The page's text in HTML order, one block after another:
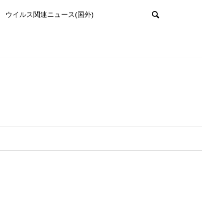
ウイルス関連ニュース(国外)